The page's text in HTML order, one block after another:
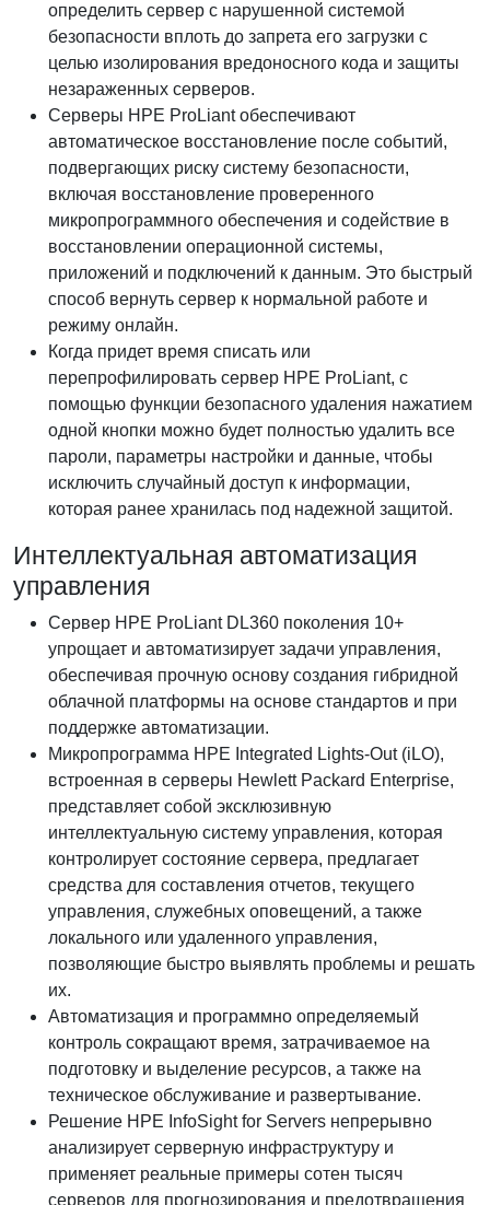
определить сервер с нарушенной системой
безопасности вплоть до запрета его загрузки с
целью изолирования вредоносного кода и защиты
незараженных серверов.
Серверы HPE ProLiant обеспечивают
автоматическое восстановление после событий,
подвергающих риску систему безопасности,
включая восстановление проверенного
микропрограммного обеспечения и содействие в
восстановлении операционной системы,
приложений и подключений к данным. Это быстрый
способ вернуть сервер к нормальной работе и
режиму онлайн.
Когда придет время списать или
перепрофилировать сервер HPE ProLiant, с
помощью функции безопасного удаления нажатием
одной кнопки можно будет полностью удалить все
пароли, параметры настройки и данные, чтобы
исключить случайный доступ к информации,
которая ранее хранилась под надежной защитой.
Интеллектуальная автоматизация
управления
Сервер HPE ProLiant DL360 поколения 10+
упрощает и автоматизирует задачи управления,
обеспечивая прочную основу создания гибридной
облачной платформы на основе стандартов и при
поддержке автоматизации.
Микропрограмма HPE Integrated Lights-Out (iLO),
встроенная в серверы Hewlett Packard Enterprise,
представляет собой эксклюзивную
интеллектуальную систему управления, которая
контролирует состояние сервера, предлагает
средства для составления отчетов, текущего
управления, служебных оповещений, а также
локального или удаленного управления,
позволяющие быстро выявлять проблемы и решать
их.
Автоматизация и программно определяемый
контроль сокращают время, затрачиваемое на
подготовку и выделение ресурсов, а также на
техническое обслуживание и развертывание.
Решение HPE InfoSight for Servers непрерывно
анализирует серверную инфраструктуру и
применяет реальные примеры сотен тысяч
серверов для прогнозирования и предотвращения